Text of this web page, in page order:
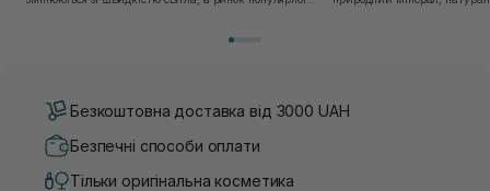
Безкоштовна доставка від 3000 UAH
Безпечні способи оплати
Тільки оригінальна косметика